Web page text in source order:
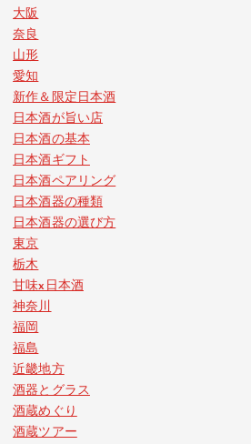
大阪
奈良
山形
愛知
新作＆限定日本酒
日本酒が旨い店
日本酒の基本
日本酒ギフト
日本酒ペアリング
日本酒器の種類
日本酒器の選び方
東京
栃木
甘味x日本酒
神奈川
福岡
福島
近畿地方
酒器とグラス
酒蔵めぐり
酒蔵ツアー